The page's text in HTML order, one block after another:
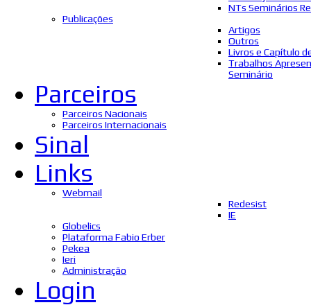
NTs Seminários
Publicações
Artigos
Outros
Livros e Capítulo
Trabalhos
Seminário
Parceiros
Parceiros Nacionais
Parceiros Internacionais
Sinal
Links
Webmail
Redesist
IE
Globelics
Plataforma Fabio Erber
Pekea
Ieri
Administração
Login